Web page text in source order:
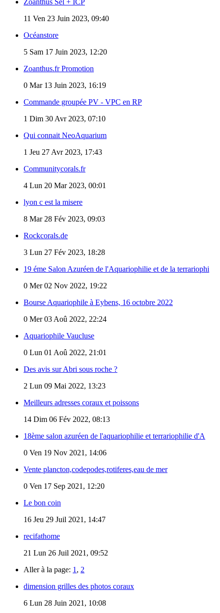
11 Ven 23 Juin 2023, 09:40
Océanstore
5 Sam 17 Juin 2023, 12:20
Zoanthus.fr Promotion
0 Mar 13 Juin 2023, 16:19
Commande groupée PV - VPC en RP
1 Dim 30 Avr 2023, 07:10
Qui connait NeoAquarium
1 Jeu 27 Avr 2023, 17:43
Communitycorals.fr
4 Lun 20 Mar 2023, 00:01
lyon c est la misere
8 Mar 28 Fév 2023, 09:03
Rockcorals.de
3 Lun 27 Fév 2023, 18:28
19 éme Salon Azuréen de l'Aquariophilie et de la terrariophi
0 Mer 02 Nov 2022, 19:22
Bourse Aquariophile à Eybens, 16 octobre 2022
0 Mer 03 Aoû 2022, 22:24
Aquariophile Vaucluse
0 Lun 01 Aoû 2022, 21:01
Des avis sur Abri sous roche ?
2 Lun 09 Mai 2022, 13:23
Meilleurs adresses coraux et poissons
14 Dim 06 Fév 2022, 08:13
18ème salon azuréen de l'aquariophilie et terrariophilie d'A
0 Ven 19 Nov 2021, 14:06
Vente plancton,codepodes,rotiferes,eau de mer
0 Ven 17 Sep 2021, 12:20
Le bon coin
16 Jeu 29 Juil 2021, 14:47
recifathome
21 Lun 26 Juil 2021, 09:52
Aller à la page: 1 , 2
dimension grilles des photos coraux
6 Lun 28 Juin 2021, 10:08